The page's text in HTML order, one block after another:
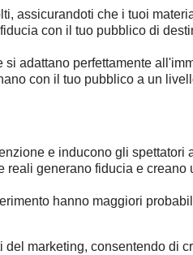
assicurandoti che i tuoi
con il tuo pubblico di
adattano perfettamente
con il tuo pubblico a un
e inducono gli spettatori
generano fiducia e creano
hanno maggiori
marketing, consentendo di